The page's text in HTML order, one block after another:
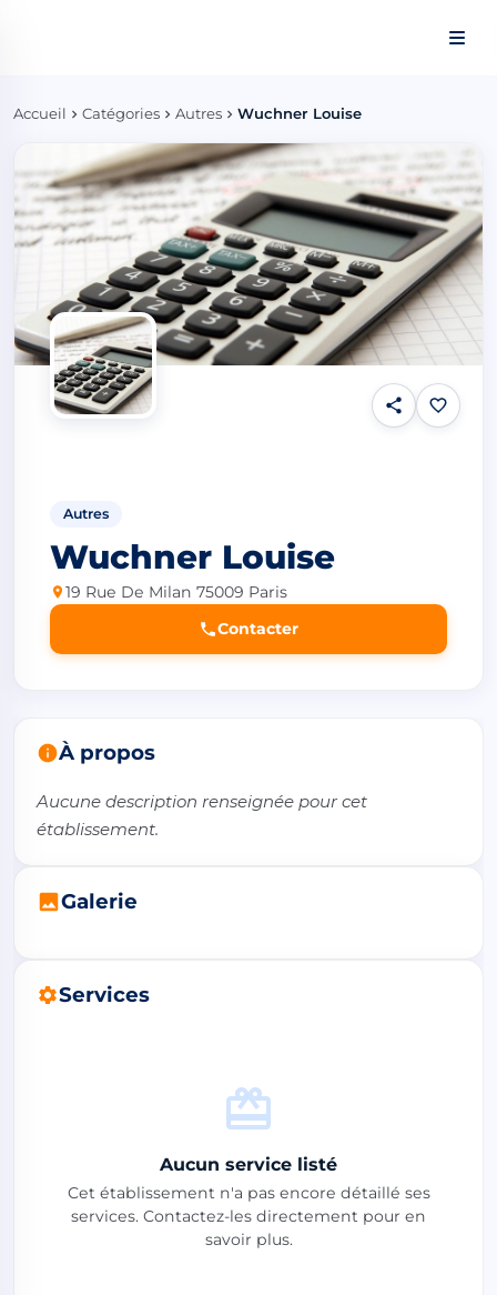
Accueil Catégories Autres Wuchner Louise
Autres
Wuchner Louise
19 Rue De Milan 75009 Paris
Contacter
À propos
Aucune description renseignée pour cet
établissement.
Galerie
Services
Aucun service listé
Cet établissement n'a pas encore détaillé ses
services. Contactez-les directement pour en
savoir plus.